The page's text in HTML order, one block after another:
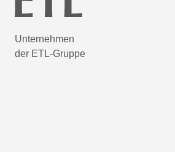
Unternehmen
der ETL-Gruppe